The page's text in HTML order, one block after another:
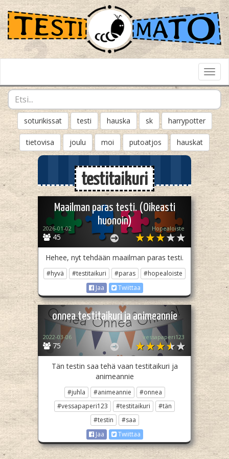
soturikissat testi hauska sk harrypotter
tietovisa joulu moi putoatjos hauskat
testitaikuri
Maailman paras testi. (Oikeasti
huonoin)
45
2026-01-02 Hopealoiste
Hehee, nyt tehdään maailman paras testi.
#hyvä #testitaikuri #paras
#hopealoiste
Jaa
Twiittaa
onnea testitaikuri ja animeannie
75
2022-03-06 vessapaperi123
Tän testin saa tehä vaan testitaikuri ja
animeannie
#juhla #animeannie
#onnea
#vessapaperi123
#testitaikuri
#tän
#testin
#saa
Jaa
Twiittaa